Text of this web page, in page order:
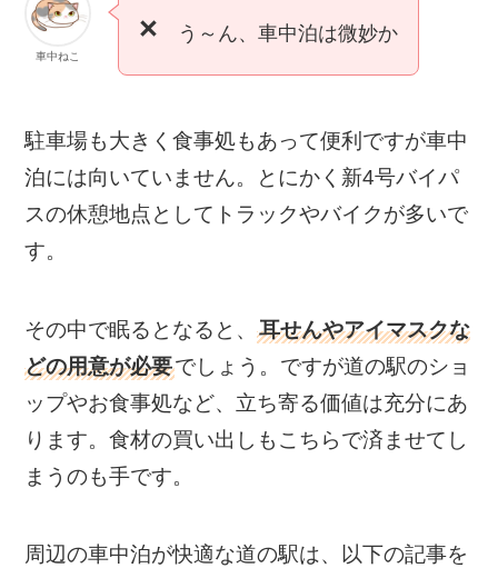
車中ねこ
× う～ん、車中泊は微妙か
駐車場も大きく食事処もあって便利ですが車中
泊には向いていません。とにかく新4号バイパ
スの休憩地点としてトラックやバイクが多いで
す。
その中で眠るとなると、耳せんやアイマスクな
どの用意が必要でしょう。ですが道の駅のショ
ップやお食事処など、立ち寄る価値は充分にあ
ります。食材の買い出しもこちらで済ませてし
まうのも手です。
周辺の車中泊が快適な道の駅は、以下の記事を